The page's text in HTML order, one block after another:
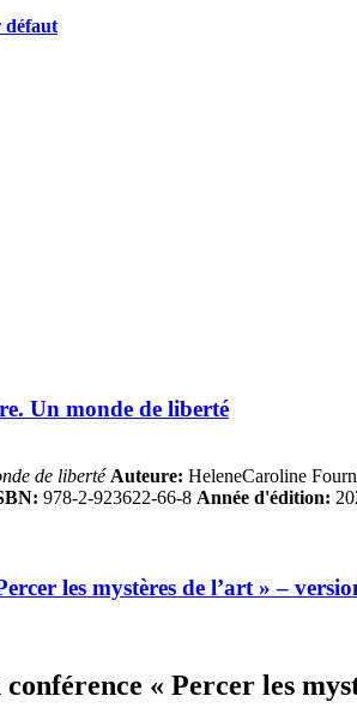
défaut
Un monde de liberté
de liberté Auteure: HeleneCaroline
978-2-923622-66-8 Année d'édition:
les mystères de l’art » –
« Percer les